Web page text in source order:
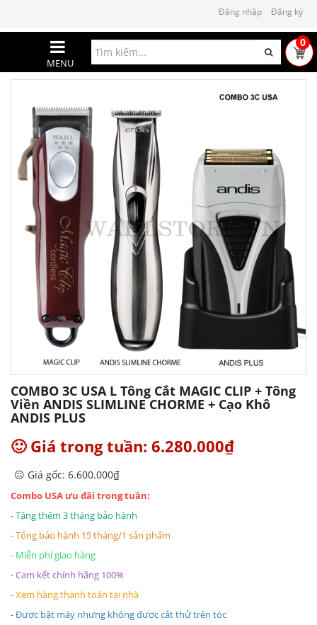
Đăng nhập Đăng ký
MENU
0
COMBO 3C USA L Tông Cắt MAGIC CLIP + Tông
Viền ANDIS SLIMLINE CHORME + Cạo Khô
ANDIS PLUS
🙂 Giá trong tuần: 6.280.000₫
☹️ Giá gốc: 6.600.000₫
Combo USA ưu đãi trong tuần:
- Tặng thêm 3 tháng bảo hành
- Tổng bảo hành 15 tháng/1 sản phẩm
- Miễn phí giao hàng
- Cam kết chính hãng 100%
- Xem hàng thanh toán tại nhà
- Được bật máy nhưng không được cắt thử trên tóc